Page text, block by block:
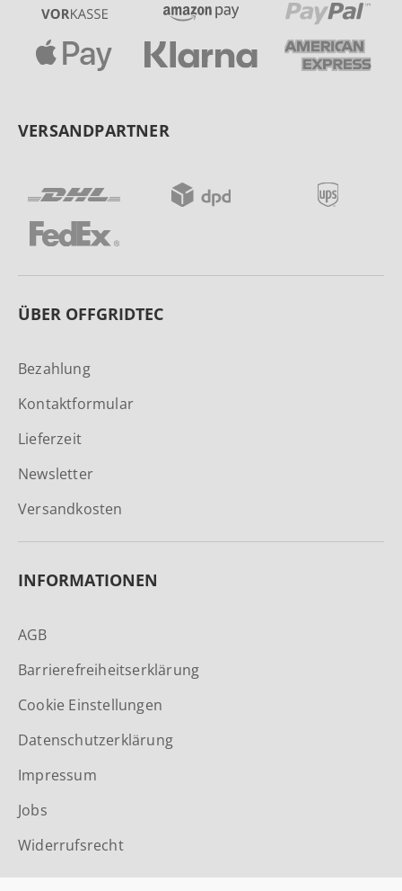
VERSANDPARTNER
ÜBER OFFGRIDTEC
Bezahlung
Kontaktformular
Lieferzeit
Newsletter
Versandkosten
INFORMATIONEN
AGB
Barrierefreiheitserklärung
Cookie Einstellungen
Datenschutzerklärung
Impressum
Jobs
Widerrufsrecht